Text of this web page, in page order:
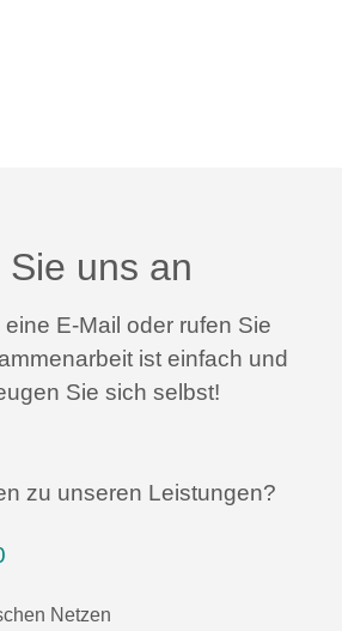
uns an
E-Mail oder rufen Sie
ist einfach und
Sie sich selbst!
zu unseren Leistungen?
Netzen